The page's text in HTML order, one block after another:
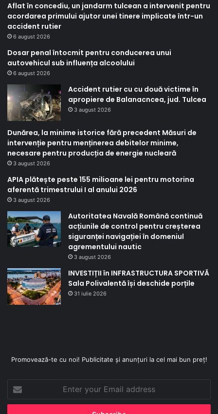
Aflat în concediu, un jandarm tulcean a intervenit pentru
acordarea primului ajutor unei tinere implicate într-un
accident rutier
6 august 2026
Dosar penal întocmit pentru conducerea unui
autovehicul sub influența alcoolului
6 august 2026
Accident rutier cu cu două victime în
apropiere de Balanacncea, jud. Tulcea
3 august 2026
Dunărea, la minime istorice fără precedent Măsuri de
intervenție pentru menținerea debitelor minime,
necesare pentru producția de energie nucleară
3 august 2026
APIA plătește peste 155 milioane lei pentru motorina
aferentă trimestrului I al anului 2026
3 august 2026
Autoritatea Navală Română continuă
acțiunile de control pentru creșterea
siguranței navigației în domeniul
agrementului nautic
3 august 2026
INVESTIȚII în INFRASTRUCTURA SPORTIVĂ
Sala Polivalentă își deschide porțile
31 iulie 2026
Promovează-te cu noi! Publicitate și anunțuri la cel mai bun preț!
your
Email